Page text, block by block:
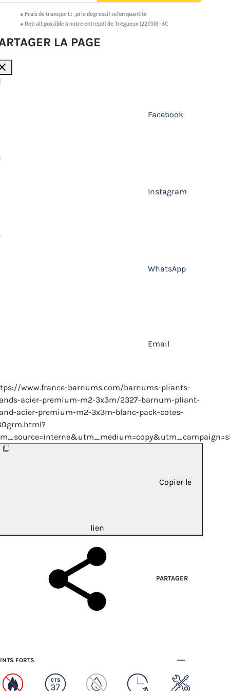
●Frais de transport : ,prix dégressif selon quantité
● Retrait possible à notre entrepôt de Trégueux (22950) : 6€
LA PAGE
Facebook
Instagram
WhatsApp
Email
www.france-barnums.com/barnums-pliants-
acier-premium-m2-3x3m/2327-barnum-pliant-
acier-premium-m2-3x3m-blanc-pack-cotes-
Copier le
lien
PARTAGER
FORTS